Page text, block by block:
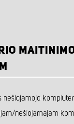
nešiojamojo
nešiojamajam